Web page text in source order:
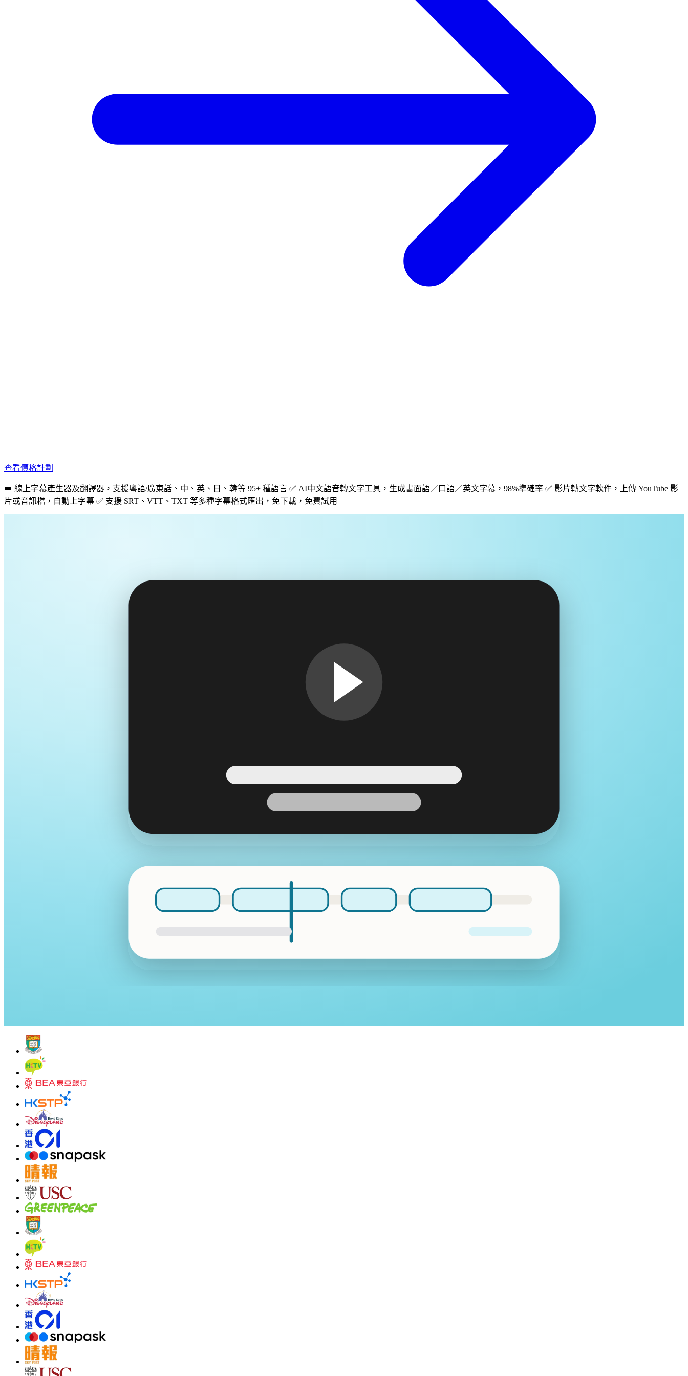
查看價格計劃
👑 線上字幕產生器及翻譯器，支援粵語/廣東話、中、英、日、韓等 95+ 種語言 ✅ AI中文語音轉文字工具，生成書面語／口語／英文字幕，98%準確率 ✅ 影片轉文字軟件，上傳 YouTube 影
片或音訊檔，自動上字幕 ✅ 支援 SRT、VTT、TXT 等多種字幕格式匯出，免下載，免費試用